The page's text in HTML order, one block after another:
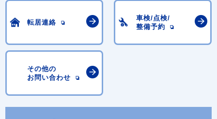
転居連絡
車検/点検/
整備予約
その他の
お問い合わせ